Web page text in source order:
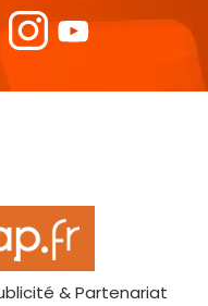
& Partenariat